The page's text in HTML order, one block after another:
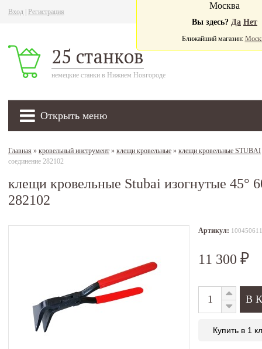
Вход Регистрация
25 станков
немецкие станки в Нижнем Новгороде
Открыть меню
Москва
Вы здесь? Да Нет
Ближайший магазин:
Главная » кровельный инструмент » клещи кровельные » клещи кровельные STUBAI
соединение 282102
клещи кровельные Stubai изогнутые 45°
282102
Артикул: 100450611
11 300 ₽
Купить в 1